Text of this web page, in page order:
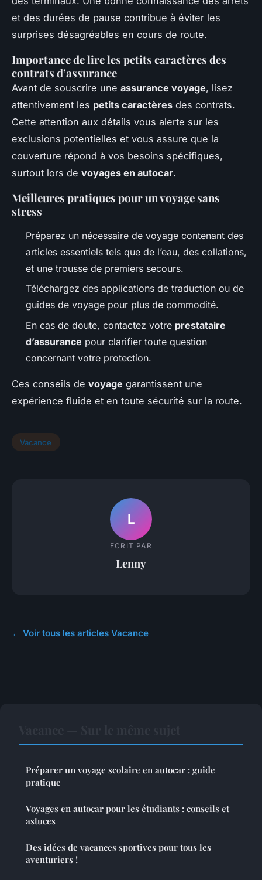
et des durées de pause contribue à éviter les
surprises désagréables en cours de route.
Importance de lire les petits caractères des
contrats d’assurance
Avant de souscrire une assurance voyage, lisez
attentivement les petits caractères des contrats.
Cette attention aux détails vous alerte sur les
exclusions potentielles et vous assure que la
couverture répond à vos besoins spécifiques,
surtout lors de voyages en autocar.
Meilleures pratiques pour un voyage sans
stress
Préparez un nécessaire de voyage contenant des
articles essentiels tels que de l’eau, des collations,
et une trousse de premiers secours.
Téléchargez des applications de traduction ou de
guides de voyage pour plus de commodité.
En cas de doute, contactez votre prestataire
d’assurance pour clarifier toute question
concernant votre protection.
Ces conseils de voyage garantissent une
expérience fluide et en toute sécurité sur la route.
Vacance
L
ECRIT PAR
Lenny
← Voir tous les articles Vacance
Préparer un voyage scolaire en autocar : guide
pratique
Voyages en autocar pour les étudiants : conseils et
astuces
Des idées de vacances sportives pour tous les
aventuriers !